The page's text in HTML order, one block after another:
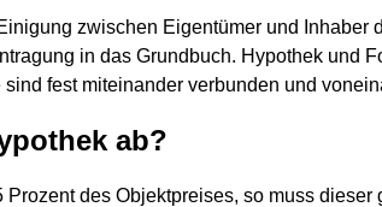
zwischen Eigentümer und Inhaber
in das Grundbuch. Hypothek und
fest miteinander verbunden und
ab?
des Objektpreises, so muss dieser